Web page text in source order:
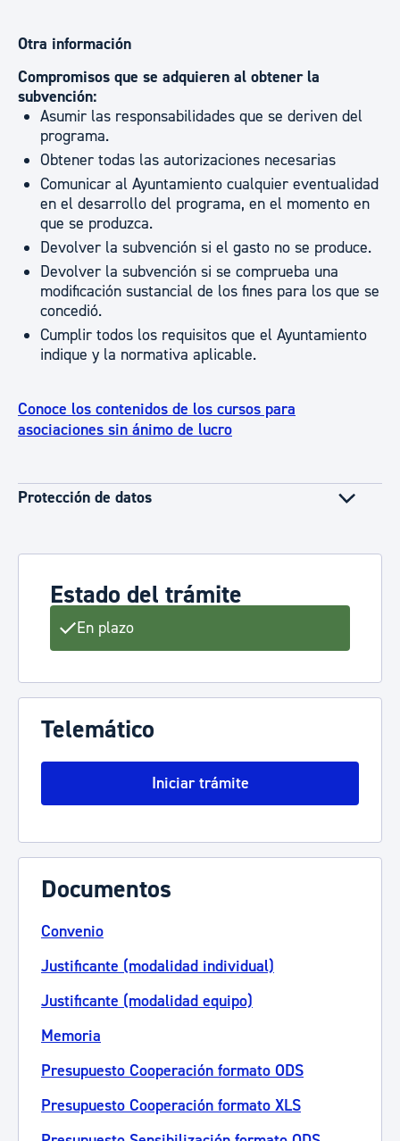
Otra información
Compromisos que se adquieren al obtener la
subvención:
Asumir las responsabilidades que se deriven del
programa.
Obtener todas las autorizaciones necesarias
Comunicar al Ayuntamiento cualquier eventualidad
en el desarrollo del programa, en el momento en
que se produzca.
Devolver la subvención si el gasto no se produce.
Devolver la subvención si se comprueba una
modificación sustancial de los fines para los que se
concedió.
Cumplir todos los requisitos que el Ayuntamiento
indique y la normativa aplicable.
Conoce los contenidos de los cursos para
asociaciones sin ánimo de lucro
Protección de datos
Estado del trámite
En plazo
Telemático
Iniciar trámite
Documentos
Convenio
Justificante (modalidad individual)
Justificante (modalidad equipo)
Memoria
Presupuesto Cooperación formato ODS
Presupuesto Cooperación formato XLS